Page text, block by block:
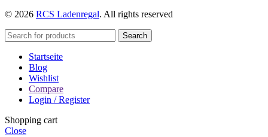
© 2026 RCS Ladenregal. All rights reserved
Search
Startseite
Blog
Wishlist
Compare
Login / Register
Shopping cart
Close